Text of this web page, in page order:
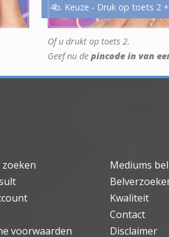
4b. Keuze - Druk op toets 2 +
Of u drukt op toets 2.
Geef nu de pincode in van
Mediums
Kwaliteit
Contact
voorwaarden
Disclaimer